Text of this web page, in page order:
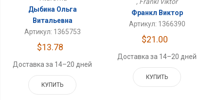
Дыбина Ольга
Витальевна
Артикул: 1365753
$13.78
Доставка за 14–20 дней
КУПИТЬ
Франкл Виктор
Артикул: 1366390
$21.00
Доставка за 14–20 дней
КУПИТЬ